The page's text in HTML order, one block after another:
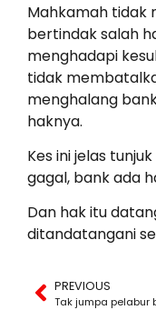
Mahkamah tidak
bertindak salah
menghadapi
tidak
menghalang
haknya.
Kes ini jelas
gagal, bank ada
Dan hak itu
ditandatangani
PREVIOUS